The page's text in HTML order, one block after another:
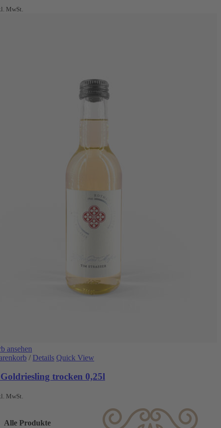
MwSt.
ansehen
/ Details Quick View
trocken 0,25l
MwSt.
Alle Produkte